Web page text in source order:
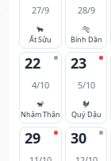
27/9
🐂
Ất Sửu
28/9
🐅
Bính Dần
22
4/10
🐒
Nhâm Thân
23
5/10
🐓
Quý Dậu
29 30